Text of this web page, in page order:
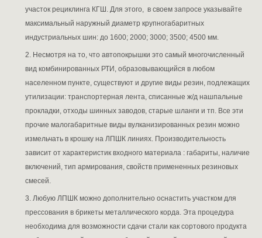
участок рециклинга КГШ. Для этого, в своем запросе указывайте
максимальный наружный диаметр крупногабаритных
индустриальных шин: до 1600; 2000; 3000; 3500; 4500 мм.
2. Несмотря на то, что автопокрышки это самый многочисленный
вид комбинированных РТИ, образовывающийся в любом
населенном пункте, существуют и другие виды резин, подлежащих
утилизации: транспортерная лента, списанные ж/д нашпальные
прокладки, отходы шинных заводов, старые шланги и тп. Все эти
прочие малогабаритные виды вулканизированных резин можно
измельчать в крошку на ЛПШК линиях. Производительность
зависит от характеристик входного материала : габариты, наличие
включений, тип армирования, свойств примененных резиновых
смесей.
3. Любую ЛПШК можно дополнительно оснастить участком для
прессования в брикеты металлического корда. Эта процедура
необходима для возможности сдачи стали как сортового продукта